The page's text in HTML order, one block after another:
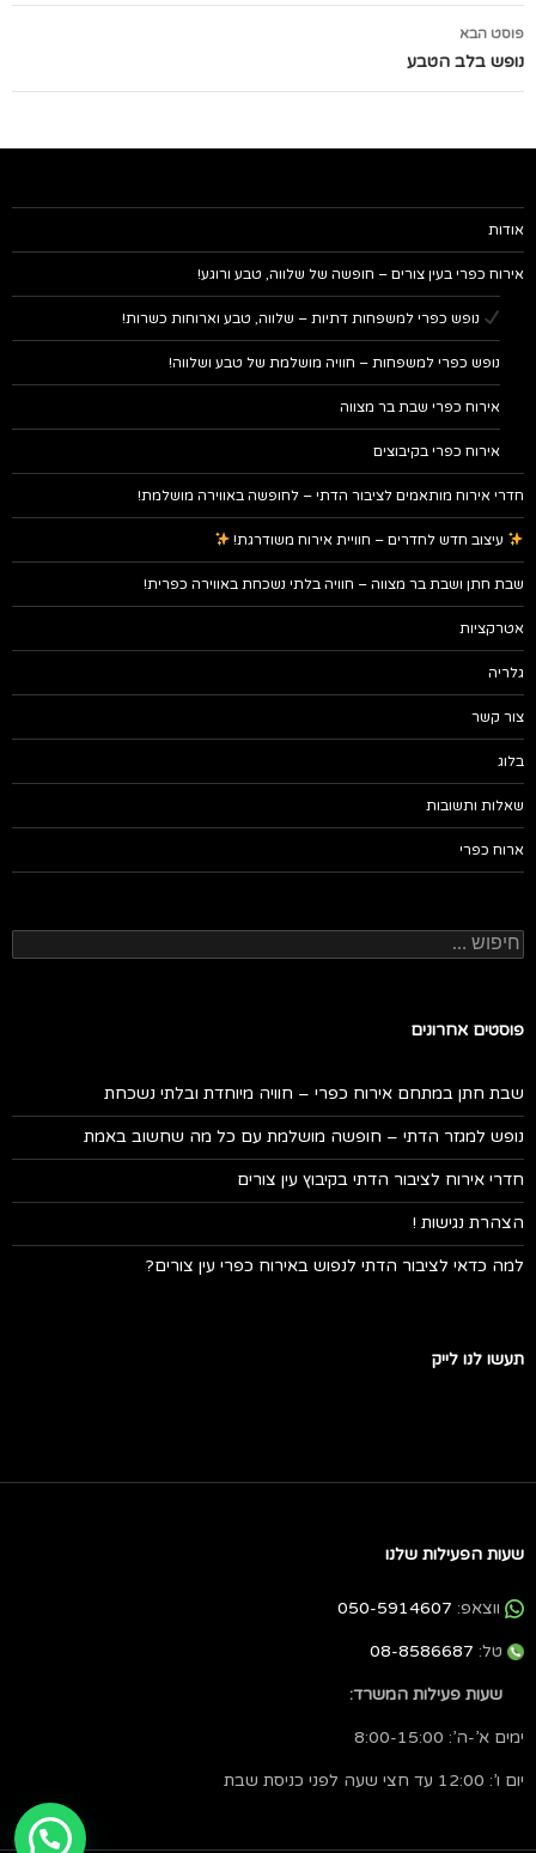
פוסט הבא
נופש בלב הטבע
אודות
אירוח כפרי בעין צורים – חופשה של שלווה, טבע ורוגע!
נופש כפרי למשפחות דתיות – שלווה, טבע וארוחות כשרות!
נופש כפרי למשפחות – חוויה מושלמת של טבע ושלווה!
אירוח כפרי שבת בר מצווה
אירוח כפרי בקיבוצים
חדרי אירוח מותאמים לציבור הדתי – לחופשה באווירה מושלמת!
עיצוב חדש לחדרים – חוויית אירוח משודרגת!
שבת חתן ושבת בר מצווה – חוויה בלתי נשכחת באווירה כפרית!
אטרקציות
גלריה
צור קשר
בלוג
שאלות ותשובות
ארוח כפרי
חיפוש:
פוסטים אחרונים
שבת חתן במתחם אירוח כפרי – חוויה מיוחדת ובלתי נשכחת
נופש למגזר הדתי – חופשה מושלמת עם כל מה שחשוב באמת
חדרי אירוח לציבור הדתי בקיבוץ עין צורים
הצהרת נגישות !
למה כדאי לציבור הדתי לנפוש באירוח כפרי עין צורים?
תעשו לנו לייק
שעות הפעילות שלנו
ווצאפ: 050-5914607
טל: 08-8586687
שעות פעילות המשרד:
ימים א’-ה’: 8:00-15:00
יום ו’: 12:00 עד חצי שעה לפני כניסת שבת